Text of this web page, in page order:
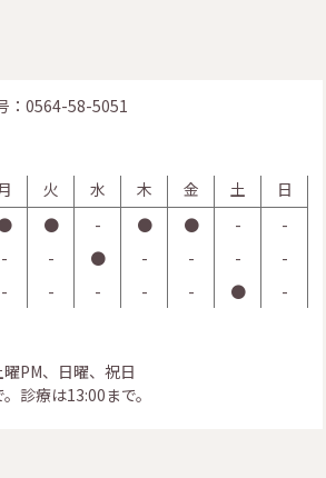
： 0564-58-5051
火 水 木 金 土
日
● - ● ● -
-
- - ● - - -
-
- - - - - ● -
PM、日曜、祝日
診療は13:00まで。